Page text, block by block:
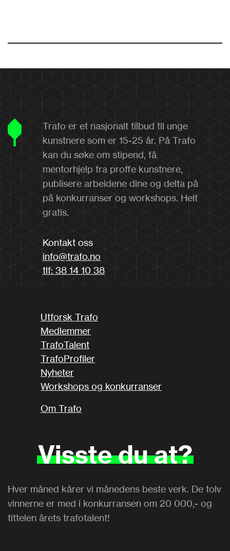
Trafo er et nasjonalt tilbud til unge
kunstnere som er 15-25 år. På Trafo
kan du søke om stipend, få
mentorhjelp fra proffe kunstnere,
publisere arbeidene dine og delta på
på konkurranser og workshops. Helt
gratis.
Kontakt oss
info@trafo.no
tlf: 38 14 10 38
Utforsk Trafo
Medlemmer
TrafoTalent
TrafoProfiler
Nyheter
Workshops og konkurranser
Om Trafo
Vissteduat?
Hver måned kårer vi månedens beste verk. De tolv
vinnerne er med i konkurransen om 20 000,- og
tittelen årets trafotalent!